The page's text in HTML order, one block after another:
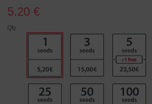
5.20 €
Qty